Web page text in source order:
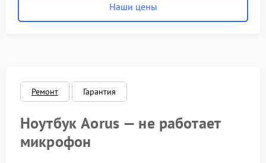
Наши цены
Ремонт Гарантия
Ноутбук Aorus — не работает
микрофон